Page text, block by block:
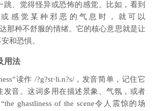
跳、觉得怪异或恐怖的感觉。比如，看到
感觉某种邪恶的气息时，就可以
达那种不舒服的情绪。它的核心意思就是让
和恐惧。
用法
读作 /?g?st·li.n?s/，发音简单，记住它
发音。这词多用在描述景象、气氛，或者
ghastliness of the scene令人震惊的场